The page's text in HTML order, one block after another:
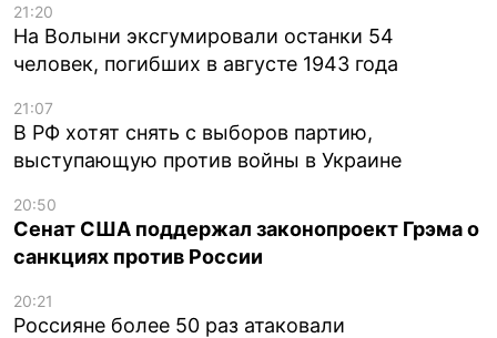
21:20
На Волыни эксгумировали останки 54
человек, погибших в августе 1943 года
21:07
В РФ хотят снять с выборов партию,
выступающую против войны в Украине
20:50
Сенат США поддержал законопроект Грэма о
санкциях против России
20:21
Россияне более 50 раз атаковали